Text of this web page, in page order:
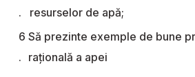
resurselor de apă;
Să prezinte exemple de bune
rațională a apei